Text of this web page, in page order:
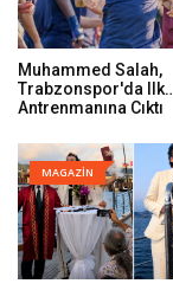
Muhammed Salah,
Trabzonspor'da Ilk
Antrenmanına Çıktı
MAGAZİN